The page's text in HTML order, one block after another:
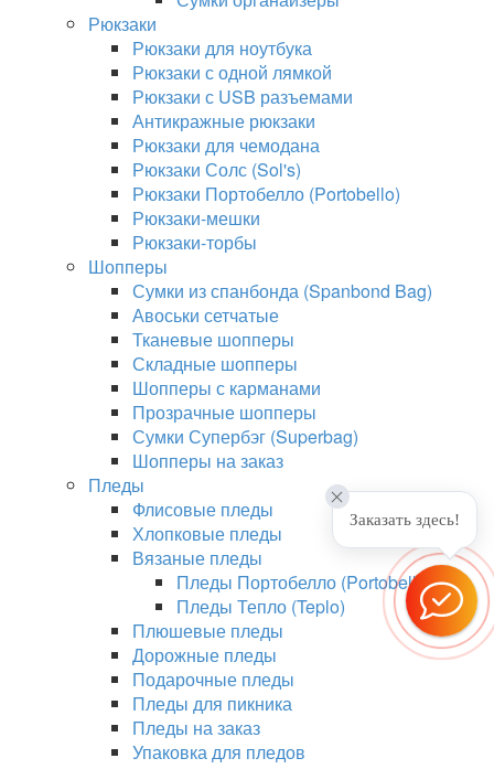
Рюкзаки
Рюкзаки для ноутбука
Рюкзаки с одной лямкой
Рюкзаки с USB разъемами
Антикражные рюкзаки
Рюкзаки для чемодана
Рюкзаки Солс (Sol's)
Рюкзаки Портобелло (Portobello)
Рюкзаки-мешки
Рюкзаки-торбы
Шопперы
Сумки из спанбонда (Spanbond Bag)
Авоськи сетчатые
Тканевые шопперы
Складные шопперы
Шопперы с карманами
Прозрачные шопперы
Сумки Супербэг (Superbag)
Шопперы на заказ
Пледы
Флисовые пледы
Хлопковые пледы
Вязаные пледы
Пледы Портобелло (Portobello)
Пледы Тепло (Teplo)
Плюшевые пледы
Дорожные пледы
Подарочные пледы
Пледы для пикника
Пледы на заказ
Упаковка для пледов
Заказать здесь!